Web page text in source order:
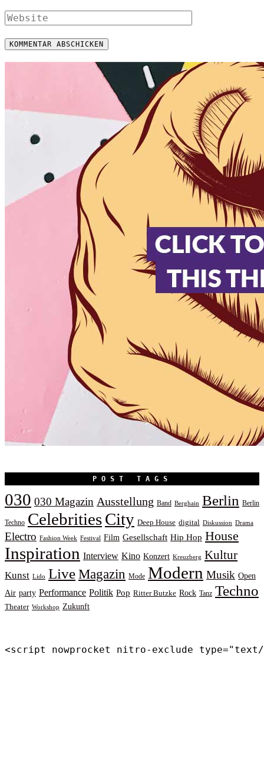
POST TAGS
030 030 Magazin Ausstellung Band Berghain Berlin Berlin
Techno CelebritiesCity Deep House digital Diskussion Drama
Electro Fashion Week Festival Film Gesellschaft Hip Hop House
Inspiration Interview Kino Konzert Kreuzberg Kultur
Kunst Lido LiveMagazin Mode Modern Musik Open
Air party Performance Politik Pop Ritter Butzke Rock Tanz Techno
Theater Workshop Zukunft
<script nowprocket nitro-exclude type="text/